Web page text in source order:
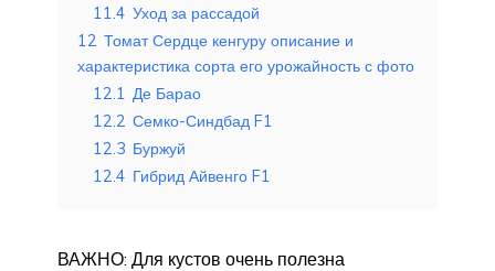
11.4 Уход за рассадой
12 Томат Сердце кенгуру описание и
характеристика сорта его урожайность с фото
12.1 Де Барао
12.2 Семко-Синдбад F1
12.3 Буржуй
12.4 Гибрид Айвенго F1
ВАЖНО: Для кустов очень полезна